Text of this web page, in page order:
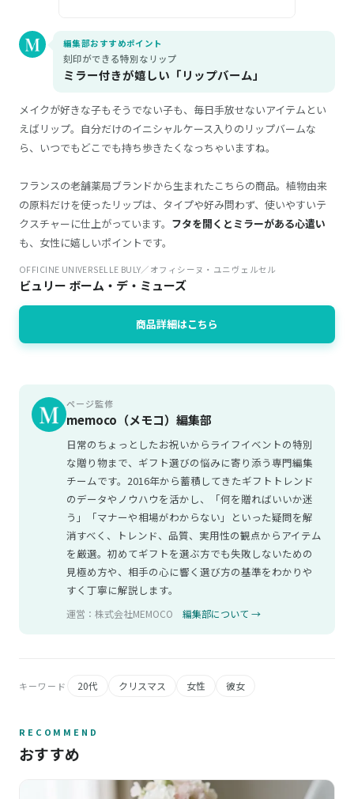
編集部おすすめポイント
刻印ができる特別なリップ
ミラー付きが嬉しい「リップバーム」
メイクが好きな子もそうでない子も、毎日手放せないアイテムとい
えばリップ。自分だけのイニシャルケース入りのリップバームな
ら、いつでもどこでも持ち歩きたくなっちゃいますね。
フランスの老舗薬局ブランドから生まれたこちらの商品。植物由来
の原料だけを使ったリップは、タイプや好み問わず、使いやすいテ
クスチャーに仕上がっています。 フタを開くとミラーがある心遣い
も、女性に嬉しいポイントです。
OFFICINE UNIVERSELLE BULY／オフィシーヌ・ユニヴェルセル
ビュリー ボーム・デ・ミューズ
商品詳細はこちら
ページ監修
memoco（メモコ）編集部
日常のちょっとしたお祝いからライフイベントの特別
な贈り物まで、ギフト選びの悩みに寄り添う専門編集
チームです。2016年から蓄積してきたギフトトレンド
のデータやノウハウを活かし、「何を贈ればいいか迷
う」「マナーや相場がわからない」といった疑問を解
消すべく、トレンド、品質、実用性の観点からアイテム
を厳選。初めてギフトを選ぶ方でも失敗しないための
見極め方や、相手の心に響く選び方の基準をわかりや
すく丁寧に解説します。
運営：株式会社MEMOCO 編集部について →
キーワード 20代 クリスマス 女性 彼女
RECOMMEND
おすすめ